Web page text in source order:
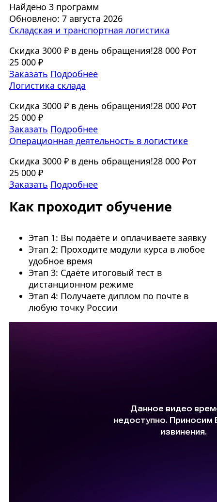
Найдено 3 программ
Обновлено: 7 августа 2026
Складская и транспортная логистика
Скидка 3000 ₽ в день обращения!28 000 ₽от
25 000 ₽
Заказать Подробнее
Логистика склада
Скидка 3000 ₽ в день обращения!28 000 ₽от
25 000 ₽
Заказать Подробнее
Операционная деятельность в логистике
Скидка 3000 ₽ в день обращения!28 000 ₽от
25 000 ₽
Заказать Подробнее
Как проходит обучение
Этап 1: Вы подаёте и оплачиваете заявку
Этап 2: Проходите модули курса в любое
удобное время
Этап 3: Сдаёте итоговый тест в
дистанционном режиме
Этап 4: Получаете диплом по почте в
любую точку России